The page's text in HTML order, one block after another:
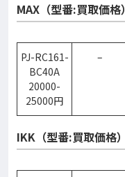
MAX（型番:買取価格）
PJ-RC161-
BC40A
20000-
25000円
–
IKK（型番:買取価格）